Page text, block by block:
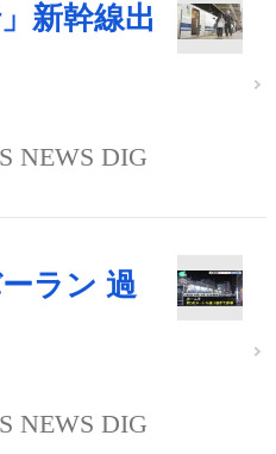
新幹線出
NEWS DIG
ラン 過
NEWS DIG